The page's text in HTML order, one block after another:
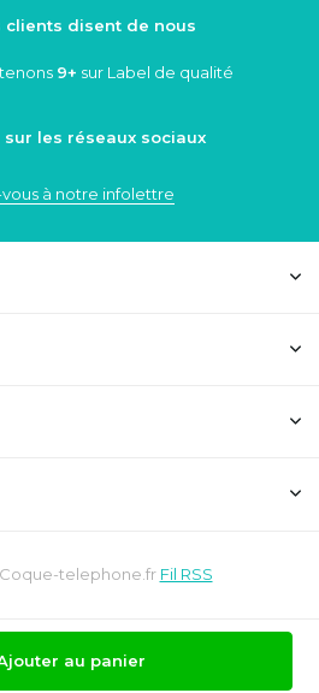
au panier
clients disent de nous
9+ sur Label de qualité
sur les réseaux sociaux
à notre infolettre
telephone.fr Fil RSS